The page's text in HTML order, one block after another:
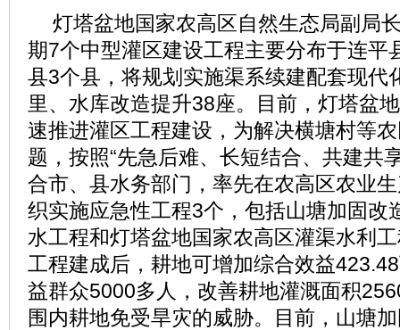
灯塔盆地国家农高区自然生态局副局
期7个中型灌区建设工程主要分布于连平
县3个县，将规划实施渠系续建配套现代
里、水库改造提升38座。目前，灯塔盆
速推进灌区工程建设，为解决横塘村等
题，按照“先急后难、长短结合、共建共
合市、县水务部门，率先在农高区农业
织实施应急性工程3个，包括山塘加固改
水工程和灯塔盆地国家农高区灌渠水利
工程建成后，耕地可增加综合效益
益群众5000多人，改善耕地灌溉面积
围内耕地免受旱灾的威胁。目前，山塘